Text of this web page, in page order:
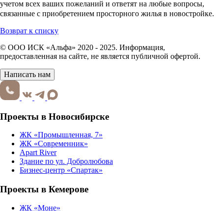
учетом всех ваших пожеланий и ответят на любые вопросы,
связанные с приобретением просторного жилья в новостройке.
Возврат к списку
© ООО ИСК «Альфа» 2020 - 2025. Информация,
предоставленная на сайте, не является публичной офертой.
Написать нам
Проекты в Новосибирске
ЖК «Промышленная, 7»
ЖК «Современник»
Apart River
Здание по ул. Добролюбова
Бизнес-центр «Спартак»
Проекты в Кемерове
ЖК «Моне»